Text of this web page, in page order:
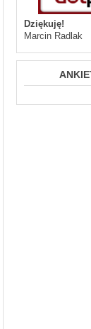
Dziękuję!
Marcin Radlak